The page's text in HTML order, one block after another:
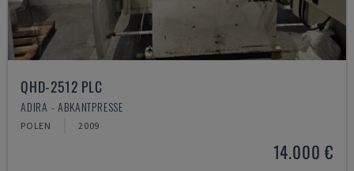
QHD-2512 PLC
ADIRA - ABKANTPRESSE
POLEN 2009
14.000 €